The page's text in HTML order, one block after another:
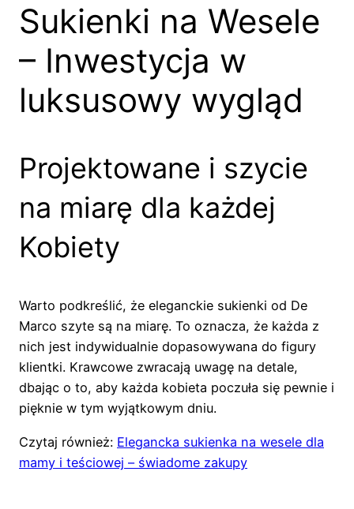
Sukienki na Wesele
– Inwestycja w
luksusowy wygląd
Projektowane i szycie
na miarę dla każdej
Kobiety
Warto podkreślić, że eleganckie sukienki od De
Marco szyte są na miarę. To oznacza, że każda z
nich jest indywidualnie dopasowywana do figury
klientki. Krawcowe zwracają uwagę na detale,
dbając o to, aby każda kobieta poczuła się pewnie i
pięknie w tym wyjątkowym dniu.
Czytaj również: Elegancka sukienka na wesele dla
mamy i teściowej – świadome zakupy